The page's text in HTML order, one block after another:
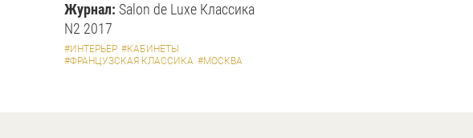
Журнал: Salon de Luxe Классика
N2 2017
#ИНТЕРЬЕР #КАБИНЕТЫ
#ФРАНЦУЗСКАЯ КЛАССИКА #МОСКВА